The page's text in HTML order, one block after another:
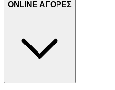
ONLINE ΑΓΟΡΕΣ